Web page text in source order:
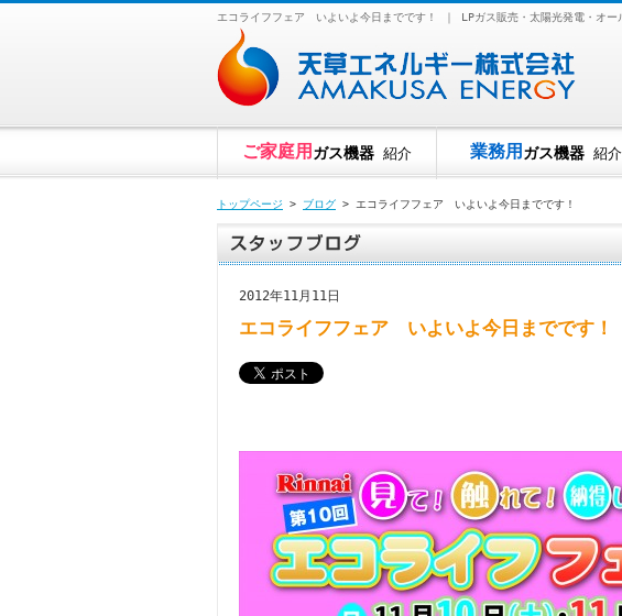
エコライフフェア いよいよ今日までです！ ｜ LPガス販売・太陽光発電・オー
ご家庭用 ガス機器 紹介 業務用 ガス機器 紹介
トップページ > ブログ > エコライフフェア いよいよ今日までです！
2012年11月11日
エコライフフェア いよいよ今日までです！